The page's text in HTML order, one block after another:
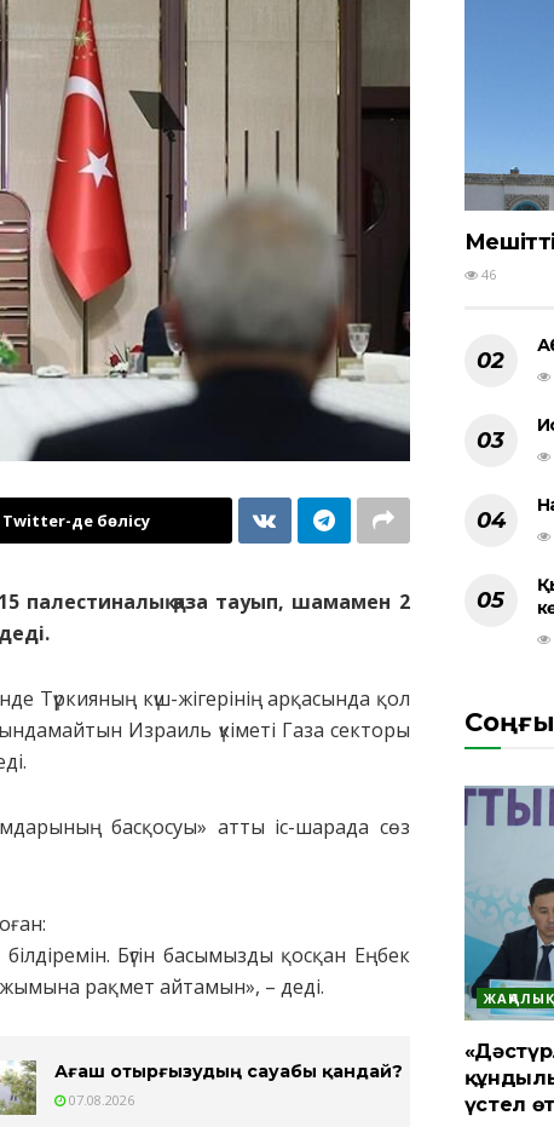
Twitter-де бөлісу
палестиналық қаза тауып, шамамен 2
Түркияның күш-жігерінің арқасында қол
Израиль үкіметі Газа секторы
басқосуы» атты іс-шарада сөз
Бүгін басымызды қосқан Еңбек
рақмет айтамын», – деді.
Ағаш отырғызудың сауабы қандай?
07.08.2026
46
үстел